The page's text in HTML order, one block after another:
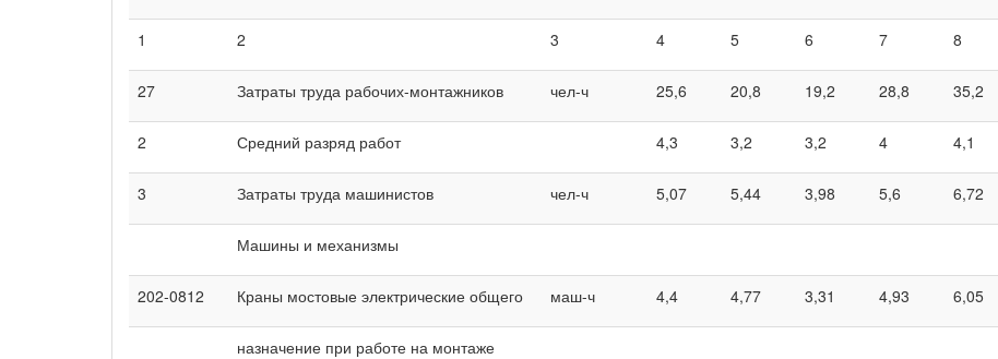
1 2 3 4 5 6 7 8
27 Затраты труда рабочих-монтажников чел-ч 25,6 20,8 19,2 28,8 35,2
2 Средний разряд работ 4,3 3,2 3,2 4 4,1
3 Затраты труда машинистов чел-ч 5,07 5,44 3,98 5,6 6,72
Машины и механизмы
202-0812 Краны мостовые электрические общего маш-ч 4,4 4,77 3,31 4,93 6,05
назначение при работе на монтаже